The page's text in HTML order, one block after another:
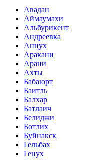
Авадан
Аймаумахи
Альбурикент
Андреевка
Анцух
Аракани
Арани
Ахты
Бабаюрт
Баитль
Балхар
Батлаич
Белиджи
Ботлих
Буйнакск
Гельбах
Генух